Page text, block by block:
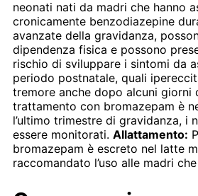
neonati nati da madri che hanno
cronicamente benzodiazepine
avanzate della gravidanza,
dipendenza fisica e possono
rischio di sviluppare i sintomi da
periodo postnatale, quali
tremore anche dopo alcuni giorni
trattamento con bromazepam è
l’ultimo trimestre di gravidanza, i
essere monitorati. Allattamento:
bromazepam è escreto nel latte
raccomandato l’uso alle madri